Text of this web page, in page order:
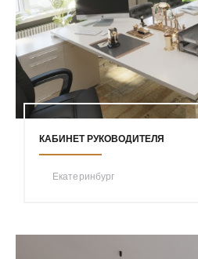
КАБИНЕТ РУКОВОДИТЕЛЯ
Екатеринбург